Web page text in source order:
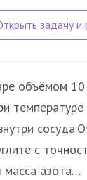
объёмом
с
азота…